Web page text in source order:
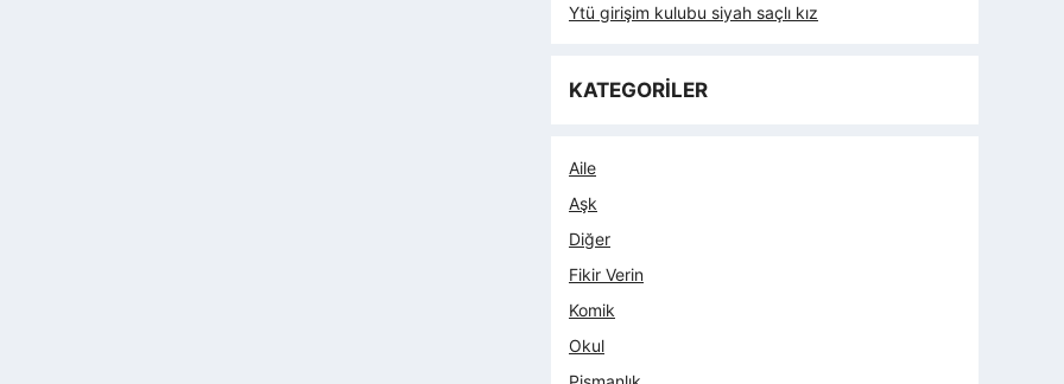
Ytü girişim kulubu siyah saçlı kız
KATEGORİLER
Aile
Aşk
Diğer
Fikir Verin
Komik
Okul